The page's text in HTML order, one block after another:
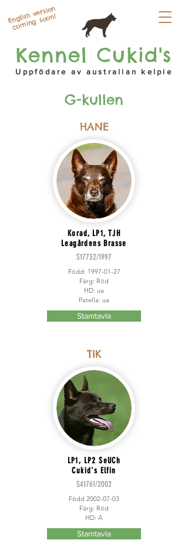
Kennel Cukid's
Uppfödare av australian kelpie
English version
coming soon!
G-kullen
HANE
Korad, LP1, TJH
Leagårdens Brasse
S17732/1997
Född: 1997-01-27
Färg: Röd
HD: ua
Patella: ua
Stamtavla
TIK
LP1, LP2 SeUCh
Cukid's Elfin
S41761/2002
Född 2002-07-03
Färg: Röd
HD: A
Stamtavla